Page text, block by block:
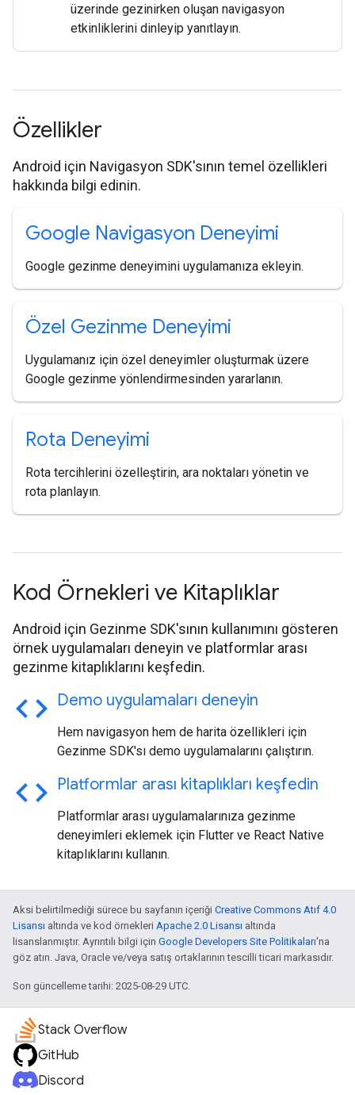
üzerinde gezinirken oluşan navigasyon
etkinliklerini dinleyip yanıtlayın.
Özellikler
Android için Navigasyon SDK'sının temel özellikleri
hakkında bilgi edinin.
Google Navigasyon Deneyimi
Google gezinme deneyimini uygulamanıza ekleyin.
Özel Gezinme Deneyimi
Uygulamanız için özel deneyimler oluşturmak üzere
Google gezinme yönlendirmesinden yararlanın.
Rota Deneyimi
Rota tercihlerini özelleştirin, ara noktaları yönetin ve
rota planlayın.
Kod Örnekleri ve Kitaplıklar
Android için Gezinme SDK'sının kullanımını gösteren
örnek uygulamaları deneyin ve platformlar arası
gezinme kitaplıklarını keşfedin.
code Demo uygulamaları deneyin
Hem navigasyon hem de harita özellikleri için
Gezinme SDK'sı demo uygulamalarını çalıştırın.
code Platformlar arası kitaplıkları keşfedin
Platformlar arası uygulamalarınıza gezinme
deneyimleri eklemek için Flutter ve React Native
kitaplıklarını kullanın.
Aksi belirtilmediği sürece bu sayfanın içeriği Creative Commons Atıf 4.0
Lisansı altında ve kod örnekleri Apache 2.0 Lisansı altında
lisanslanmıştır. Ayrıntılı bilgi için Google Developers Site Politikaları'na
göz atın. Java, Oracle ve/veya satış ortaklarının tescilli ticari markasıdır.
Son güncelleme tarihi: 2025-08-29 UTC.
Stack Overflow
GitHub
Discord